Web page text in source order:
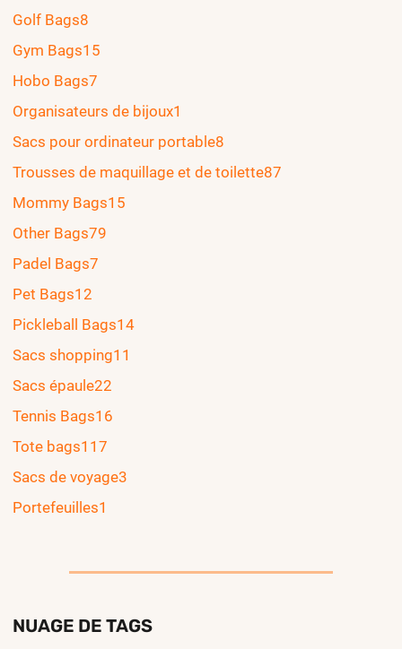
Golf Bags8
Gym Bags15
Hobo Bags7
Organisateurs de bijoux1
Sacs pour ordinateur portable8
Trousses de maquillage et de toilette87
Mommy Bags15
Other Bags79
Padel Bags7
Pet Bags12
Pickleball Bags14
Sacs shopping11
Sacs épaule22
Tennis Bags16
Tote bags117
Sacs de voyage3
Portefeuilles1
NUAGE DE TAGS